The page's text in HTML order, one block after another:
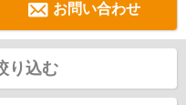
お問い合わせ
り込む